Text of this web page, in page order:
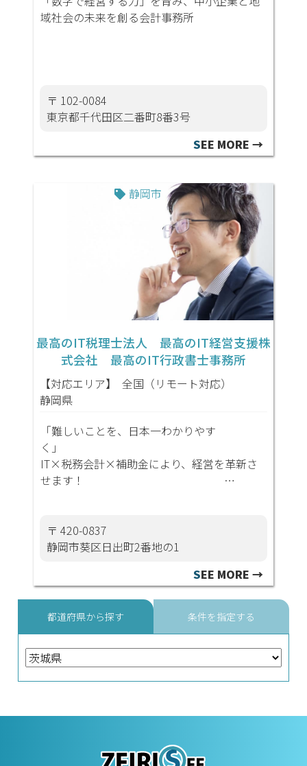
域社会の未来を創る会計事務所
〒 102-0084
東京都千代田区二番町8番3号
SEE MORE →
静岡市
最高のIT税理士法人 最高のIT経営支援株
式会社 最高のIT行政書士事務所
【対応エリア】
全国（リモート対応）
静岡県
「難しいことを、日本一わかりやす
く」
IT×税務会計×補助金により、経営を革新さ
せます！ …
〒 420-0837
静岡市葵区日出町2番地の1
SEE MORE →
都道府県から探す 条件を指定する